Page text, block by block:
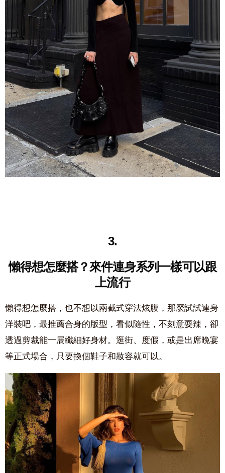
3.
懶得想怎麼搭？來件連身系列一樣可以跟
上流行
懶得想怎麼搭，也不想以兩截式穿法炫腹，那麼試試連身
洋裝吧，最推薦合身的版型，看似隨性，不刻意耍辣，卻
透過剪裁能一展纖細好身材。逛街、度假，或是出席晚宴
等正式場合，只要換個鞋子和妝容就可以。